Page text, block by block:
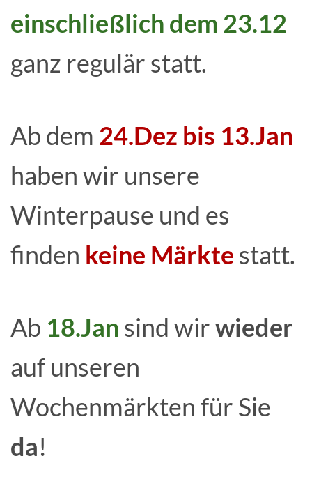
einschließlich dem 23.12
ganz regulär statt.
Ab dem 24.Dez bis 13.Jan
haben wir unsere
Winterpause und es
finden keine Märkte statt.
Ab 18.Jan sind wirwieder
auf unseren
Wochenmärkten für Sie
da!